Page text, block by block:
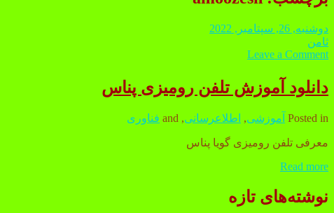
دوشنبه, 26, سپتامبر, 2022
ثامن
Leave a Comment
دانلود آموزش تلفن رومیزی پناس
Posted in آموزشی, اطلاعرسانی, and فناوری
معرفی تلفن رومیزی گویا پناس
Read moreدانلود
تلفن
رومیزی
Sidebar
نوشته‌های تازه